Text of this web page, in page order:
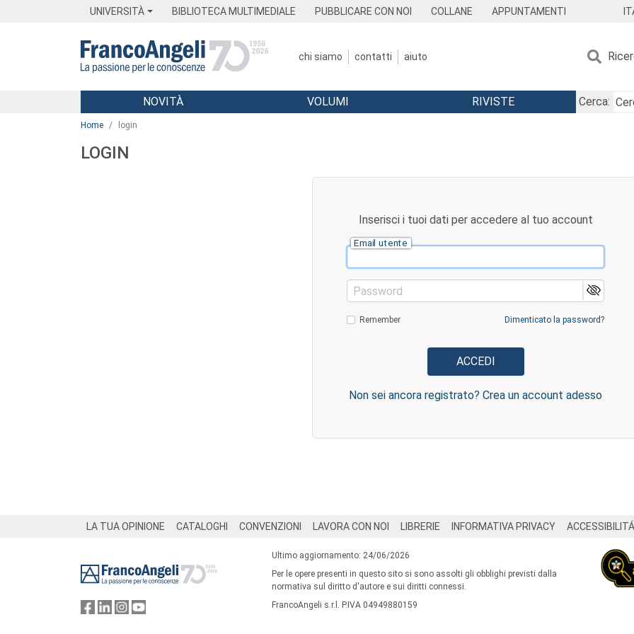
UNIVERSITÀ BIBLIOTECA MULTIMEDIALE PUBBLICARE CON NOI COLLANE APPUNTAMENTI
chi siamo contatti aiuto
Menu
NOVITÀ VOLUMI RIVISTE
Cerca:
Home login
LOGIN
Inserisci i tuoi dati per accedere al tuo account
Email utente
Password
Remember Dimenticato la password?
Non sei ancora registrato? Crea un account adesso
LA TUA OPINIONE CATALOGHI CONVENZIONI LAVORA CON NOI LIBRERIE INFORMATIVA PRIVACY ACCESSIBILITÁ
Ultimo aggiornamento: 24/06/2026
Per le opere presenti in questo sito si sono assolti gli obblighi previsti dalla
normativa sul diritto d'autore e sui diritti connessi.
FrancoAngeli s.r.l. P.IVA 04949880159